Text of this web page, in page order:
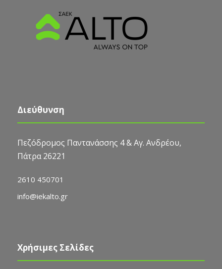
Διεύθυνση
Πεζόδρομος Παντανάσσης 4 & Αγ. Ανδρέου,
Πάτρα 26221
2610 450701
info@iekalto.gr
Χρήσιμες Σελίδες